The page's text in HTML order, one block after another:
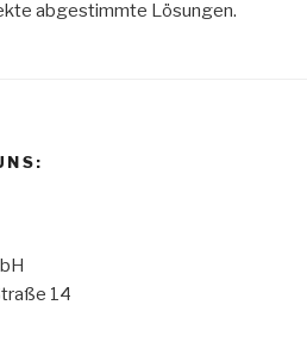
abgestimmte Lösungen.
14